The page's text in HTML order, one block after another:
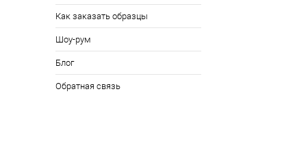
Как заказать образцы
Шоу-рум
Блог
Обратная связь